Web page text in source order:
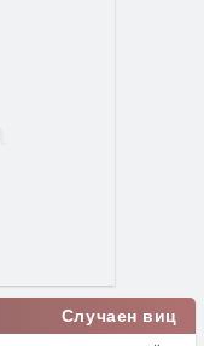
Случаен виц